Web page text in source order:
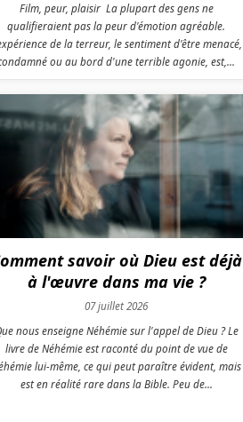
Film, peur, plaisir La plupart des gens ne
qualifieraient pas la peur d'émotion agréable.
de la terreur, le sentiment d'être menacé,
ou au bord d'une terrible agonie, est,...
savoir où Dieu est déjà
à l'œuvre dans ma vie ?
07 juillet 2026
nous enseigne Néhémie sur l'appel de Dieu ? Le
livre de Néhémie est raconté du point de vue de
lui-même, ce qui peut paraître évident, mais
est en réalité rare dans la Bible. Peu de...